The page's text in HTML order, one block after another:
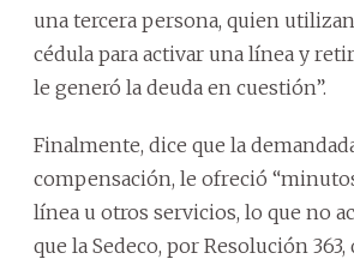
una tercera persona, quien
cédula para activar una línea y
le generó la deuda en cuestión”.
Finalmente, dice que la
compensación, le ofreció
línea u otros servicios, lo que no
que la Sedeco, por Resolución 363,